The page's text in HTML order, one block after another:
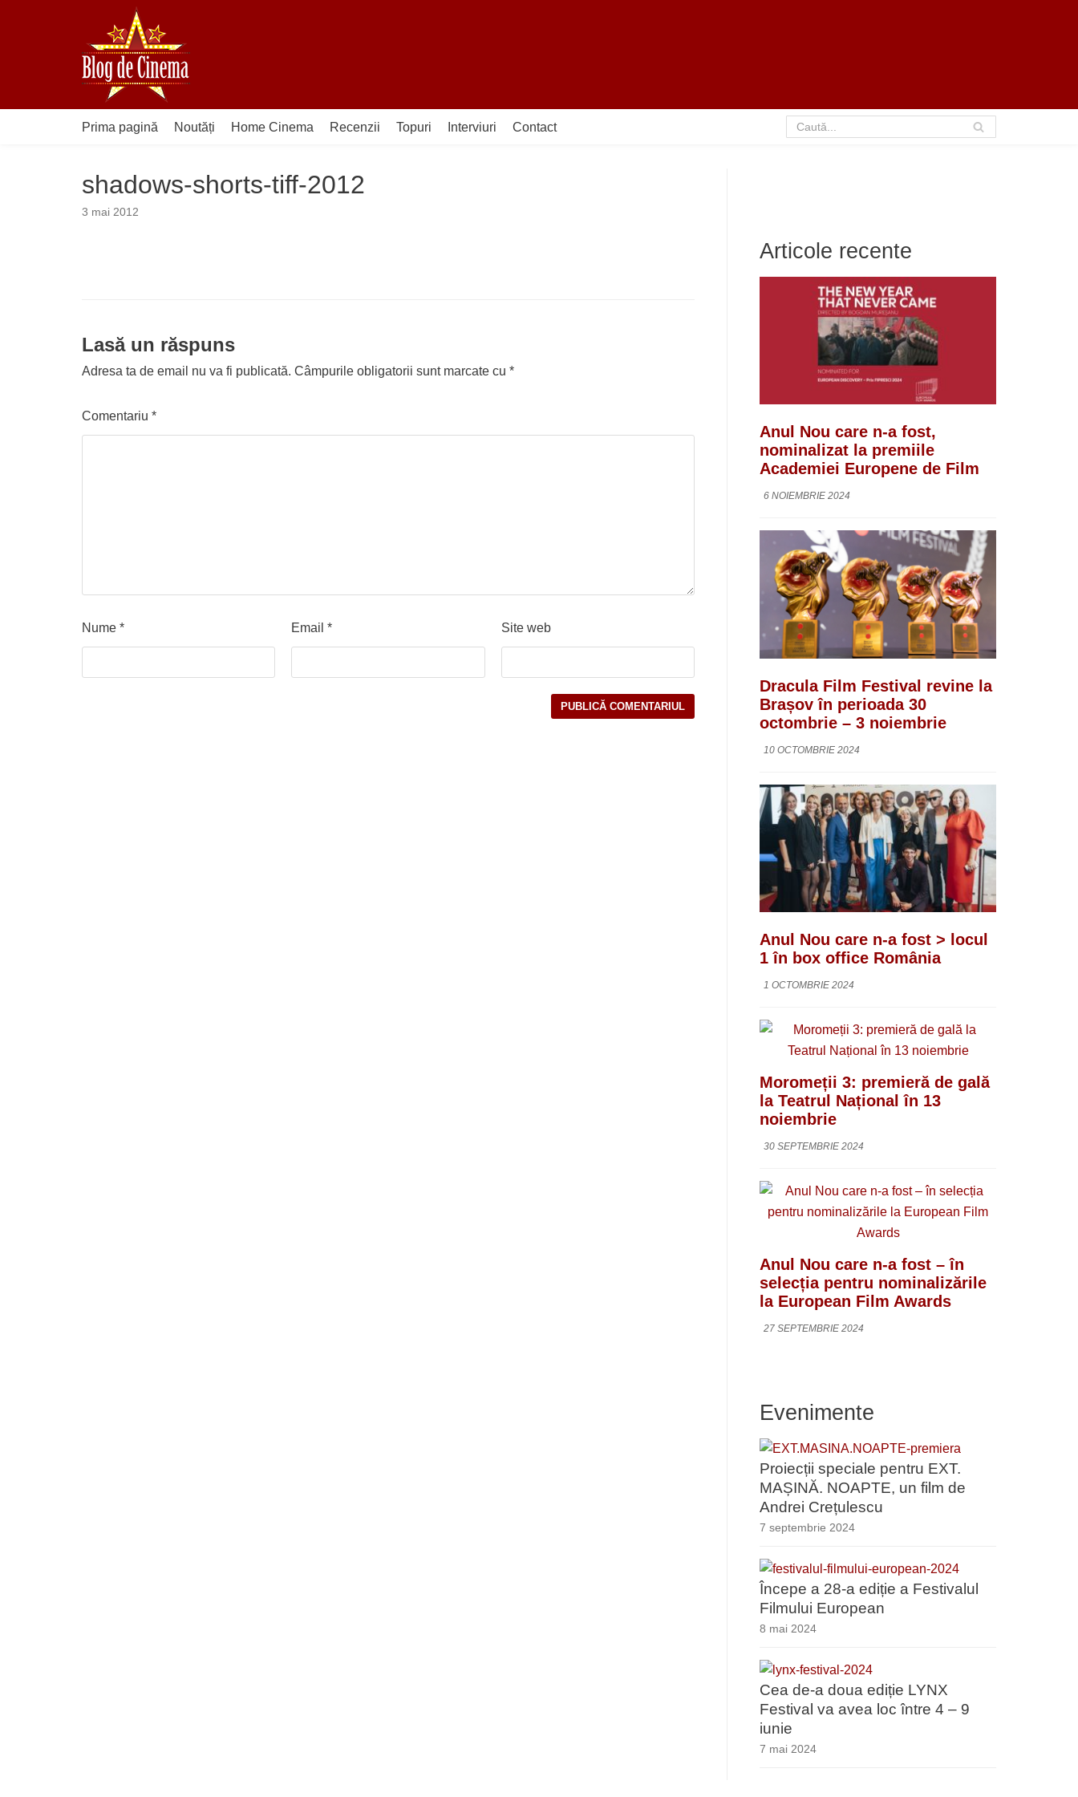
Prima pagină Noutăți Home Cinema Recenzii Topuri Interviuri Contact
shadows-shorts-tiff-2012
3 mai 2012
Lasă un răspuns
Adresa ta de email nu va fi publicată. Câmpurile obligatorii sunt marcate cu *
Comentariu *
Nume * Email* Site web
Articole recente
Anul Nou care n-a fost,
nominalizat la premiile
Academiei Europene de Film
6 NOIEMBRIE 2024
Dracula Film Festival revine la
Brașov în perioada 30
octombrie – 3 noiembrie
10 OCTOMBRIE 2024
Anul Nou care n-a fost > locul
1 în box office România
1 OCTOMBRIE 2024
Moromeții 3: premieră de gală
la Teatrul Național în 13
noiembrie
30 SEPTEMBRIE 2024
Anul Nou care n-a fost – în
selecția pentru nominalizările
la European Film Awards
27 SEPTEMBRIE 2024
Evenimente
Proiecții speciale pentru EXT.
MAȘINĂ. NOAPTE, un film de
Andrei Crețulescu
7 septembrie 2024
Începe a 28-a ediție a Festivalul
Filmului European
8 mai 2024
Cea de-a doua ediție LYNX
Festival va avea loc între 4 – 9
iunie
7 mai 2024